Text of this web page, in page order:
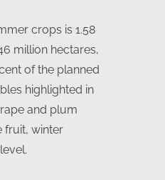
crops is 1.58
million hectares,
of the planned
highlighted in
and plum
fruit, winter